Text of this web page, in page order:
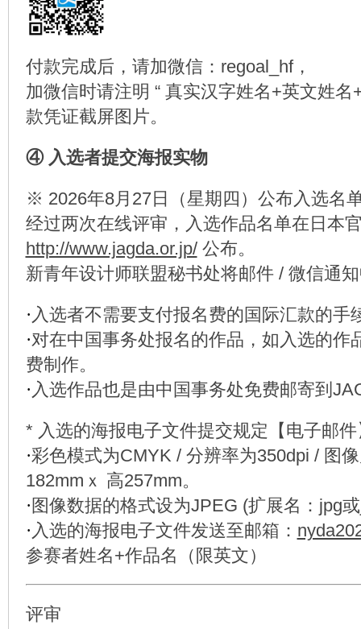
付款完成后，请加微信：regoal_hf，
加微信时请注明 “ 真实汉字姓名+英文姓名
款凭证截屏图片。
④ 入选者提交海报实物
※ 2026年8月27日（星期四）公布入选名
经过两次在线评审，入选作品名单在日本
http://www.jagda.or.jp/公布。
新青年设计师联盟秘书处将邮件 / 微信通
· 入选者不需要支付报名费的国际汇款的手
·对在中国事务处报名的作品，如入选的作
费制作。
· 入选作品也是由中国事务处免费邮寄到
* 入选的海报电子文件提交规定【电子邮件
·彩色模式为CMYK / 分辨率为350dpi / 图
182mmｘ 高257mm。
· 图像数据的格式设为JPEG (扩展名：jpg
· 入选的海报电子文件发送至邮箱：
参赛者姓名+作品名（限英文）
评审